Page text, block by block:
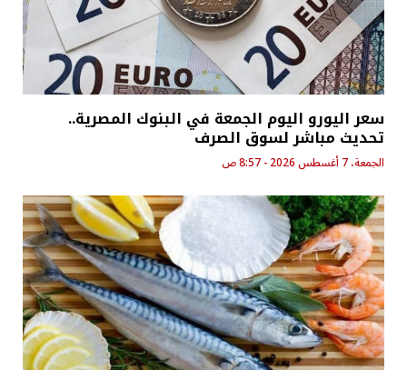
سعر اليورو اليوم الجمعة في البنوك المصرية..
تحديث مباشر لسوق الصرف
الجمعة، 7 أغسطس 2026 - 8:57 ص